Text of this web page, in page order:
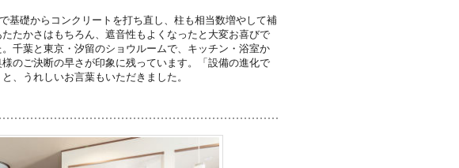
基礎からコンクリートを打ち直し、柱も相当数増やして補
たかさはもちろん、遮音性もよくなったと大変お喜びで
千葉と東京・汐留のショウルームで、キッチン・浴室か
のご決断の早さが印象に残っています。「設備の進化で
、うれしいお言葉もいただきました。